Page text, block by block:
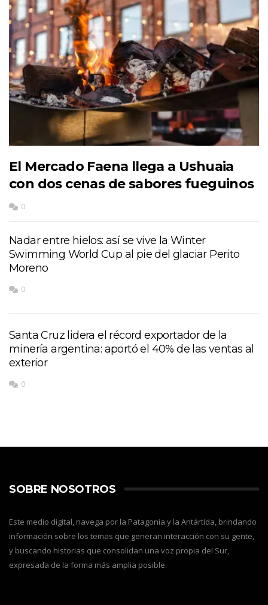
El Mercado Faena llega a Ushuaia
con dos cenas de sabores fueguinos
0
Nadar entre hielos: así se vive la Winter
Swimming World Cup al pie del glaciar Perito
Moreno
0
Santa Cruz lidera el récord exportador de la
minería argentina: aportó el 40% de las ventas al
exterior
0
SOBRE NOSOTROS
Este medio digital, navega por la Patagonia y la Antártida, brindando
información sobre los temas que generan interacción con su gente,
y buscando historias que consolidan una voz propia del Sur,
expresada de la forma más amplia posible.